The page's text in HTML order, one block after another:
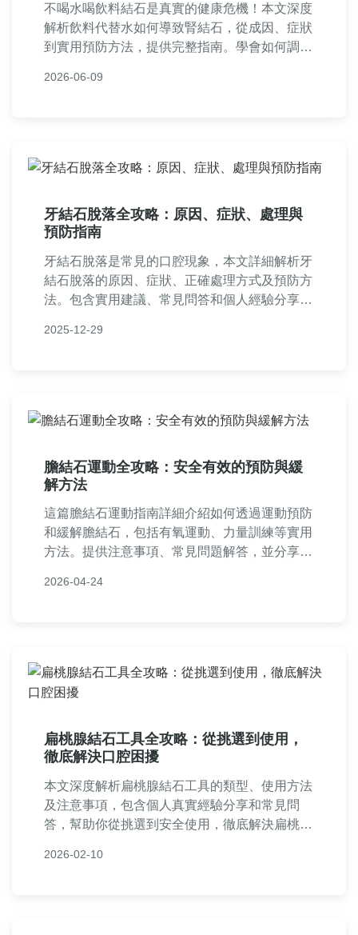
不喝水喝飲料結石是真實的健康危機！本文深度
解析飲料代替水如何導致腎結石，從成因、症狀
到實用預防方法，提供完整指南。學會如何調整
人閱讀。
2026-06-09
牙結石脫落全攻略：原因、症狀、處理與
預防指南
牙結石脫落是常見的口腔現象，本文詳細解析牙
結石脫落的原因、症狀、正確處理方式及預防方
法。包含實用建議、常見問答和個人經驗分享，
合所有關心牙齒保健的讀者閱讀。
2025-12-29
膽結石運動全攻略：安全有效的預防與緩
解方法
這篇膽結石運動指南詳細介紹如何透過運動預防
和緩解膽結石，包括有氧運動、力量訓練等實用
方法。提供注意事項、常見問題解答，並分享個
醫學知識，適合所有關注膽結石管理的人閱讀。
2026-04-24
扁桃腺結石工具全攻略：從挑選到使用，
徹底解決口腔困擾
本文深度解析扁桃腺結石工具的類型、使用方法
及注意事項，包含個人真實經驗分享和常見問
答，幫助你從挑選到安全使用，徹底解決扁桃腺
腔保健更輕鬆。
2026-02-10